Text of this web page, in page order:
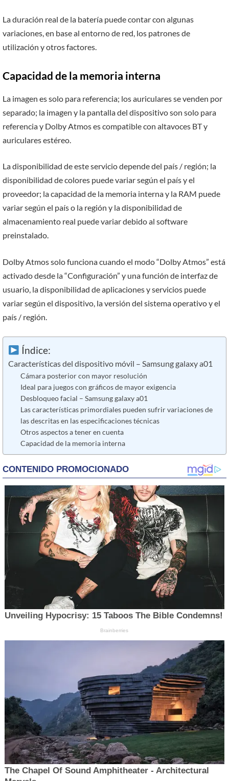
La duración real de la batería puede contar con algunas
variaciones, en base al entorno de red, los patrones de
utilización y otros factores.
Capacidad de la memoria interna
La imagen es solo para referencia; los auriculares se venden por
separado; la imagen y la pantalla del dispositivo son solo para
referencia y Dolby Atmos es compatible con altavoces BT y
auriculares estéreo.
La disponibilidad de este servicio depende del país / región; la
disponibilidad de colores puede variar según el país y el
proveedor; la capacidad de la memoria interna y la RAM puede
variar según el país o la región y la disponibilidad de
almacenamiento real puede variar debido al software
preinstalado.
Dolby Atmos solo funciona cuando el modo “Dolby Atmos” está
activado desde la “Configuración” y una función de interfaz de
usuario, la disponibilidad de aplicaciones y servicios puede
variar según el dispositivo, la versión del sistema operativo y el
país / región.
Índice:
Características del dispositivo móvil – Samsung galaxy a01
Cámara posterior con mayor resolución
Ideal para juegos con gráficos de mayor exigencia
Desbloqueo facial – Samsung galaxy a01
Las características primordiales pueden sufrir variaciones de
las descritas en las especificaciones técnicas
Otros aspectos a tener en cuenta
Capacidad de la memoria interna